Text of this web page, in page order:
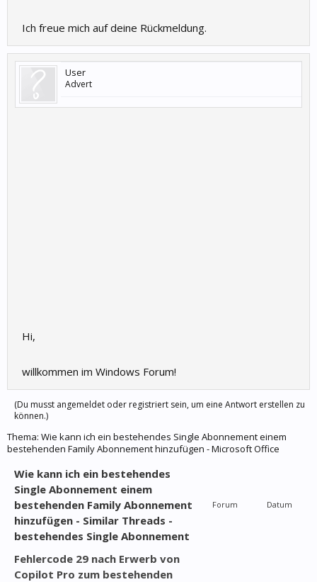
Ich freue mich auf deine Rückmeldung.
User
Advert
Hi,
willkommen im Windows Forum!
(Du musst angemeldet oder registriert sein, um eine Antwort erstellen zu
können.)
Thema: Wie kann ich ein bestehendes Single Abonnement einem
bestehenden Family Abonnement hinzufügen - Microsoft Office
Wie kann ich ein bestehendes
Single Abonnement einem
bestehenden Family Abonnement
hinzufügen - Similar Threads -
bestehendes Single Abonnement
Forum Datum
Fehlercode 29 nach Erwerb von
Copilot Pro zum bestehenden